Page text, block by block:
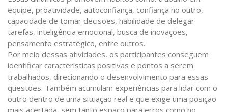
equipe, proatividade, autoconfiança, confiança no outro,
capacidade de tomar decisões, habilidade de delegar
tarefas, inteligência emocional, busca de inovações,
pensamento estratégico, entre outros.
Por meio dessas atividades, os participantes conseguem
identificar características positivas e pontos a serem
trabalhados, direcionando o desenvolvimento para essas
questões. Também acumulam experiências para lidar com o
outro dentro de uma situação real e que exige uma posição
mais acertada, sem tanto espaço para erros como no